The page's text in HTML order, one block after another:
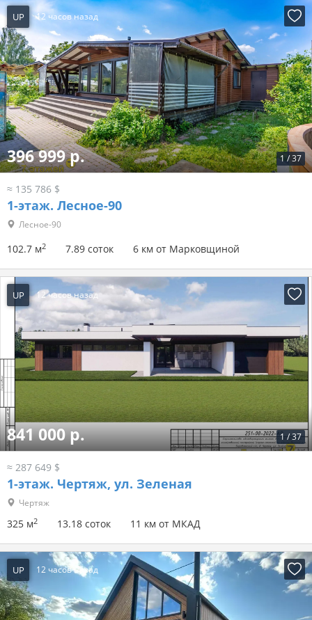
UP 12 часов назад
1 /37
396 999 р.
≈ 135 786 $
1-этаж. Лесное-90
Лесное-90
102.7 м2 7.89 соток 6 км от Марковщиной
UP 12 часов назад
1 /37
841 000 р.
≈ 287 649 $
1-этаж. Чертяж, ул. Зеленая
Чертяж
325 м2 13.18 соток 11 км от МКАД
UP 12 часов назад